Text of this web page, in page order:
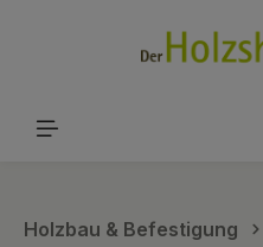
Holzbau & Befestigung